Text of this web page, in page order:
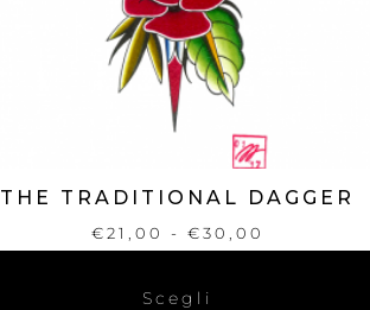
THE TRADITIONAL DAGGER
€21,00 - €30,00
Scegli